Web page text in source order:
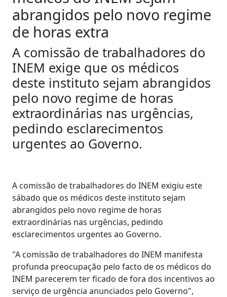
abrangidos pelo novo regime
de horas extra
A comissão de trabalhadores do
INEM exige que os médicos
deste instituto sejam abrangidos
pelo novo regime de horas
extraordinárias nas urgências,
pedindo esclarecimentos
urgentes ao Governo.
A comissão de trabalhadores do INEM exigiu este
sábado que os médicos deste instituto sejam
abrangidos pelo novo regime de horas
extraordinárias nas urgências, pedindo
esclarecimentos urgentes ao Governo.
"A comissão de trabalhadores do INEM manifesta
profunda preocupação pelo facto de os médicos do
INEM parecerem ter ficado de fora dos incentivos ao
serviço de urgência anunciados pelo Governo",